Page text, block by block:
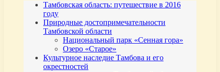
Тамбовская область: путешествие в 2016
году
Природные достопримечательности
Тамбовской области
Национальный парк «Сенная гора»
Озеро «Старое»
Культурное наследие Тамбова и его
окрестностей